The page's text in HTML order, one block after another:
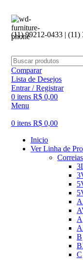
(11) 99212-0433 | (11)
Comparar
Lista de Desejos
Entrar / Registrar
0 itens R$ 0,00
Menu
0 itens R$ 0,00
Inicio
Ver Linha de
A
B
C